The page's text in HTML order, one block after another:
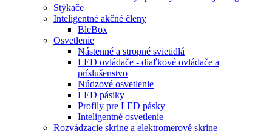
Stýkače
Inteligentné akčné členy
BleBox
Osvetlenie
Nástenné a stropné svietidlá
LED ovládače - diaľkové ovládače a
príslušenstvo
Núdzové osvetlenie
LED pásiky
Profily pre LED pásky
Inteligentné osvetlenie
Rozvádzacie skrine a elektromerové skrine